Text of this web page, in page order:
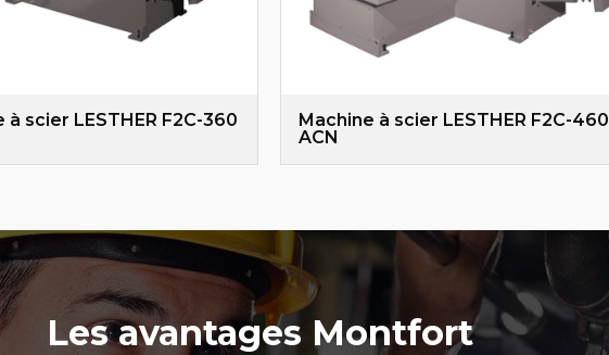
à scier LESTHER F2C-360
Machine à scier LESTHER F2C-460
ACN
Les avantages Montfort